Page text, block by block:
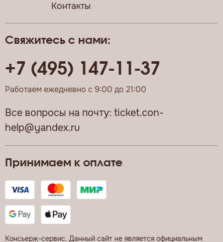
Принимаем к оплате
Консьерж-сервис. Данный сайт не является официальным
Свяжитесь с нами:
+7 (495) 147-11-37
Работаем ежедневно с 9:00 до 21:00
Все вопросы на почту: ticket.con-
help@yandex.ru
Контакты